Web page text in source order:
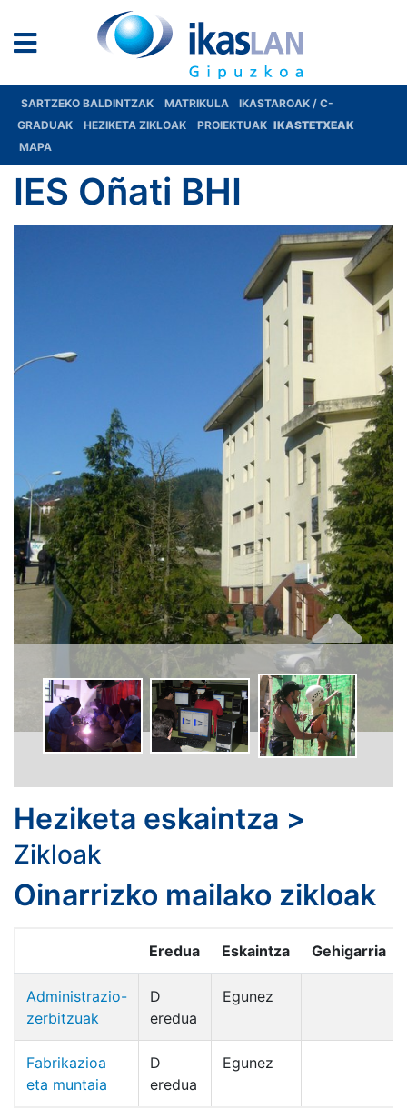
SARTZEKO BALDINTZAK MATRIKULA
IKASTAROAK / C-
GRADUAK
HEZIKETA ZIKLOAK PROIEKTUAK IKASTETXEAK
MAPA
IES Oñati BHI
Heziketa eskaintza >
Zikloak
Oinarrizko mailako zikloak
Eredua Eskaintza Gehigarria
Administrazio-
zerbitzuak
D
eredua
Egunez
Fabrikazioa
eta muntaia
D
eredua
Egunez